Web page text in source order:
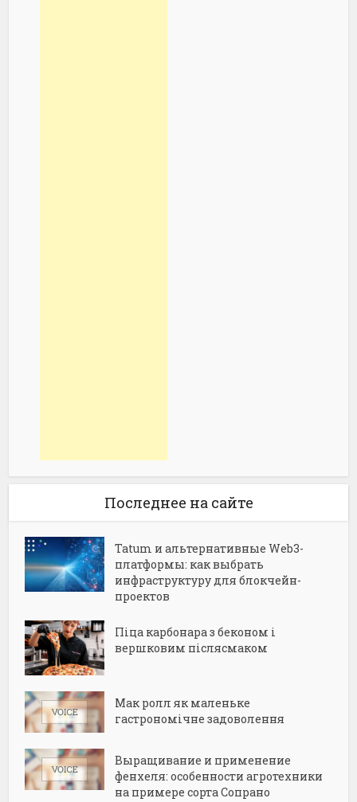
Последнее на сайте
Tatum и альтернативные Web3-
платформы: как выбрать
инфраструктуру для блокчейн-
проектов
Піца карбонара з беконом і
вершковим післясмаком
Мак ролл як маленьке
гастрономічне задоволення
Выращивание и применение
фенхеля: особенности агротехники
на примере сорта Сопрано